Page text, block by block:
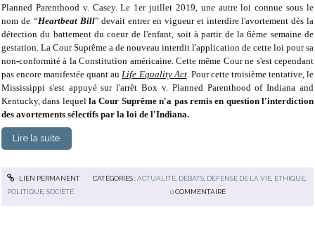
Planned Parenthood v. Casey. Le 1er juillet 2019, une autre loi connue sous le
nom de “Heartbeat Bill” devait entrer en vigueur et interdire l'avortement dès la
détection du battement du coeur de l'enfant, soit à partir de la 6ème semaine de
gestation. La Cour Suprême a de nouveau interdit l'application de cette loi pour sa
non-conformité à la Constitution américaine. Cette même Cour ne s'est cependant
pas encore manifestée quant auLife Equality Act. Pour cette troisième tentative, le
Mississippi s'est appuyé sur l'arrêt Box v. Planned Parenthood of Indiana and
Kentucky, dans lequella Cour Suprême n'a pas remis en question l'interdiction
des avortements sélectifs par la loi de l'Indiana.
Lire la suite
LIEN PERMANENT CATÉGORIES :ACTUALITÉ, DÉBATS, DÉFENSE DE LA VIE, ETHIQUE,
POLITIQUE ,SOCIÉTÉ 0 COMMENTAIRE